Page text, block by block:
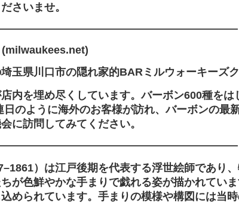
さいませ。
玉県川口市の隠れ家的BARミルウォーキーズク
内を埋め尽くしています。バーボン600種を
のように海外のお客様が訪れ、バーボンの最
に訪問してみてください。
）は江戸後期を代表する浮世絵師であり
が色鮮やかな手まりで戯れる姿が描かれてい
められています。手まりの模様や構図には当